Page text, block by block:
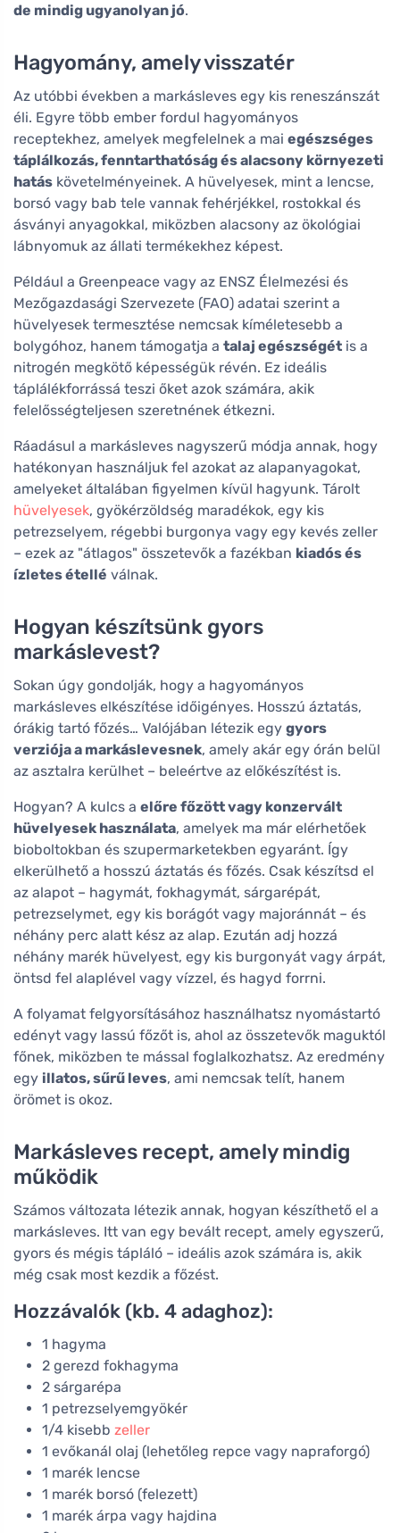
de mindig ugyanolyan jó.
Hagyomány, amely visszatér
Az utóbbi években a markásleves egy kis reneszánszát
éli. Egyre több ember fordul hagyományos
receptekhez, amelyek megfelelnek a mai egészséges
táplálkozás, fenntarthatóság és alacsony környezeti
hatás követelményeinek. A hüvelyesek, mint a lencse,
borsó vagy bab tele vannak fehérjékkel, rostokkal és
ásványi anyagokkal, miközben alacsony az ökológiai
lábnyomuk az állati termékekhez képest.
Például a Greenpeace vagy az ENSZ Élelmezési és
Mezőgazdasági Szervezete (FAO) adatai szerint a
hüvelyesek termesztése nemcsak kíméletesebb a
bolygóhoz, hanem támogatja a talaj egészségét is a
nitrogén megkötő képességük révén. Ez ideális
táplálékforrássá teszi őket azok számára, akik
felelősségteljesen szeretnének étkezni.
Ráadásul a markásleves nagyszerű módja annak, hogy
hatékonyan használjuk fel azokat az alapanyagokat,
amelyeket általában figyelmen kívül hagyunk. Tárolt
hüvelyesek, gyökérzöldség maradékok, egy kis
petrezselyem, régebbi burgonya vagy egy kevés zeller
– ezek az "átlagos" összetevők a fazékban kiadós és
ízletes étellé válnak.
Hogyan készítsünk gyors
markáslevest?
Sokan úgy gondolják, hogy a hagyományos
markásleves elkészítése időigényes. Hosszú áztatás,
órákig tartó főzés… Valójában létezik egy gyors
verziója a markáslevesnek, amely akár egy órán belül
az asztalra kerülhet – beleértve az előkészítést is.
Hogyan? A kulcs a előre főzött vagy konzervált
hüvelyesek használata, amelyek ma már elérhetőek
bioboltokban és szupermarketekben egyaránt. Így
elkerülhető a hosszú áztatás és főzés. Csak készítsd el
az alapot – hagymát, fokhagymát, sárgarépát,
petrezselymet, egy kis borágót vagy majoránnát – és
néhány perc alatt kész az alap. Ezután adj hozzá
néhány marék hüvelyest, egy kis burgonyát vagy árpát,
öntsd fel alaplével vagy vízzel, és hagyd forrni.
A folyamat felgyorsításához használhatsz nyomástartó
edényt vagy lassú főzőt is, ahol az összetevők maguktól
főnek, miközben te mással foglalkozhatsz. Az eredmény
egy illatos, sűrű leves, ami nemcsak telít, hanem
örömet is okoz.
Markásleves recept, amely mindig
működik
Számos változata létezik annak, hogyan készíthető el a
markásleves. Itt van egy bevált recept, amely egyszerű,
gyors és mégis tápláló – ideális azok számára is, akik
még csak most kezdik a főzést.
Hozzávalók (kb. 4 adaghoz):
1 hagyma
2 gerezd fokhagyma
2 sárgarépa
1 petrezselyemgyökér
1/4 kisebb zeller
1 evőkanál olaj (lehetőleg repce vagy napraforgó)
1 marék lencse
1 marék borsó (felezett)
1 marék árpa vagy hajdina